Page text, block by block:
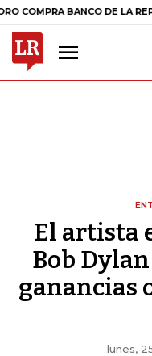
BANCO DE LA REPÚBLICA
El artista
Bob
ganancias
lunes,